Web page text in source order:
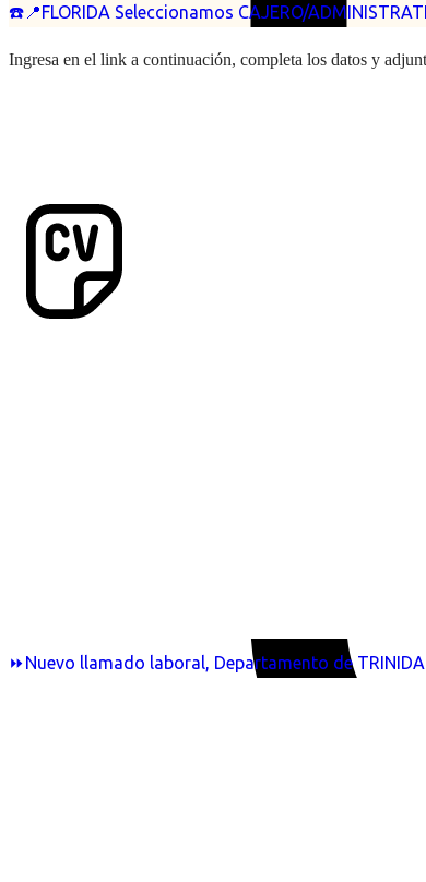
☎️📍FLORIDA Seleccionamos CAJERO/
⏩Nuevo llamado laboral, Departamento de
Ingresa en el link a continuación, completa los datos y